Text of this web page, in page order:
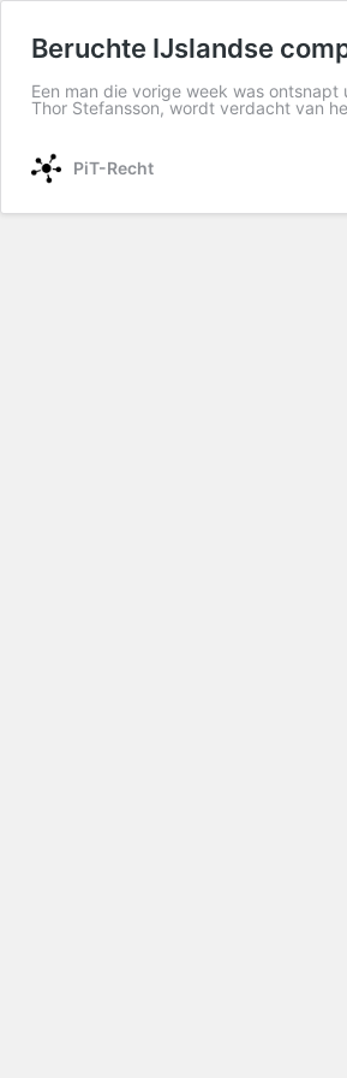
Beruchte IJslandse
Een man die vorige week was
Thor Stefansson, wordt verdacht van
PiT-Recht